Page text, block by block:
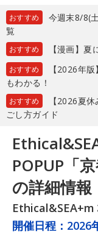
おすすめ
今週末8/8(
覧
おすすめ 【漫画】
おすすめ
【2026年
もわかる！
おすすめ
【2026夏
ごし方ガイド
POPUP「
の詳細情報
Ethical&SEA+m
開催日程： 2026